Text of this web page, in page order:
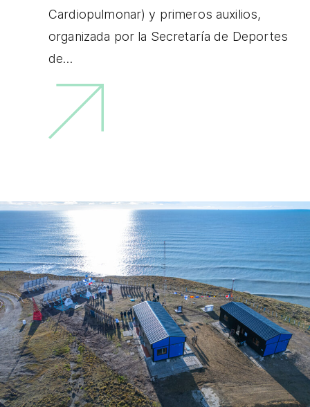
Cardiopulmonar) y primeros auxilios,
organizada por la Secretaría de Deportes
de…